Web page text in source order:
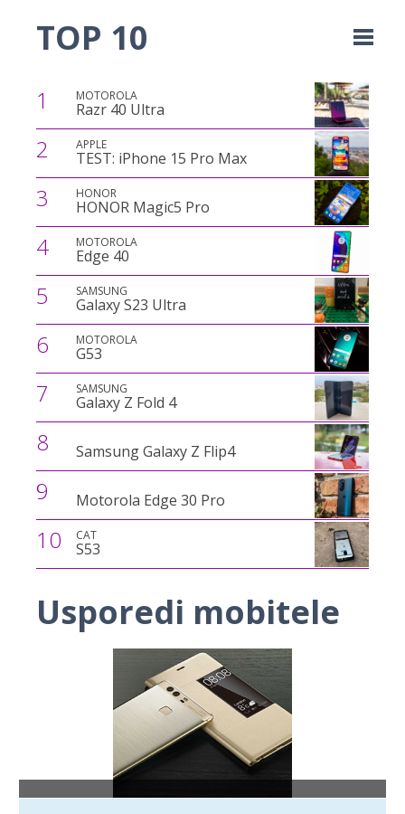
TOP 10
1 MOTOROLA
Razr 40 Ultra
2 APPLE
TEST: iPhone 15 Pro Max
3 HONOR
HONOR Magic5 Pro
4 MOTOROLA
Edge 40
5 SAMSUNG
Galaxy S23 Ultra
6 MOTOROLA
G53
7 SAMSUNG
Galaxy Z Fold 4
8 Samsung Galaxy Z Flip4
9 Motorola Edge 30 Pro
10 CAT
S53
Usporedi mobitele